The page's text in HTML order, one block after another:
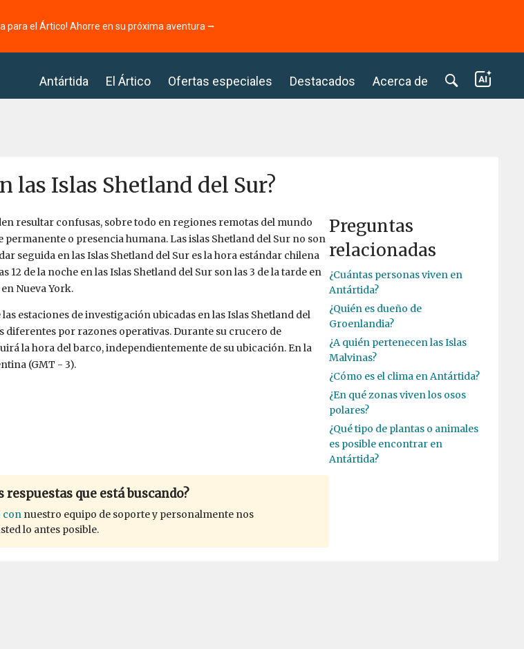
para el Ártico! Ahorre en su próxima aventura ⭢
Antártida El Ártico Ofertas especiales Destacados Acerca de
las Islas Shetland del Sur?
resultar confusas, sobre todo en regiones remotas del mundo
o presencia humana. Las islas Shetland del Sur no son
seguida en las Islas Shetland del Sur es la hora estándar chilena
12 de la noche en las Islas Shetland del Sur son las 3 de la tarde en
Nueva York.
estaciones de investigación ubicadas en las Islas Shetland del
diferentes por razones operativas. Durante su crucero de
la hora del barco, independientemente de su ubicación. En la
(GMT - 3).
respuestas que está buscando?
con nuestro equipo de soporte y personalmente nos
lo antes posible.
Preguntas
relacionadas
¿Cuántas personas viven en
Antártida?
¿Quién es dueño de
Groenlandia?
¿A quién pertenecen las Islas
Malvinas?
¿Cómo es el clima en Antártida?
¿En qué zonas viven los osos
polares?
¿Qué tipo de plantas o animales
es posible encontrar en
Antártida?